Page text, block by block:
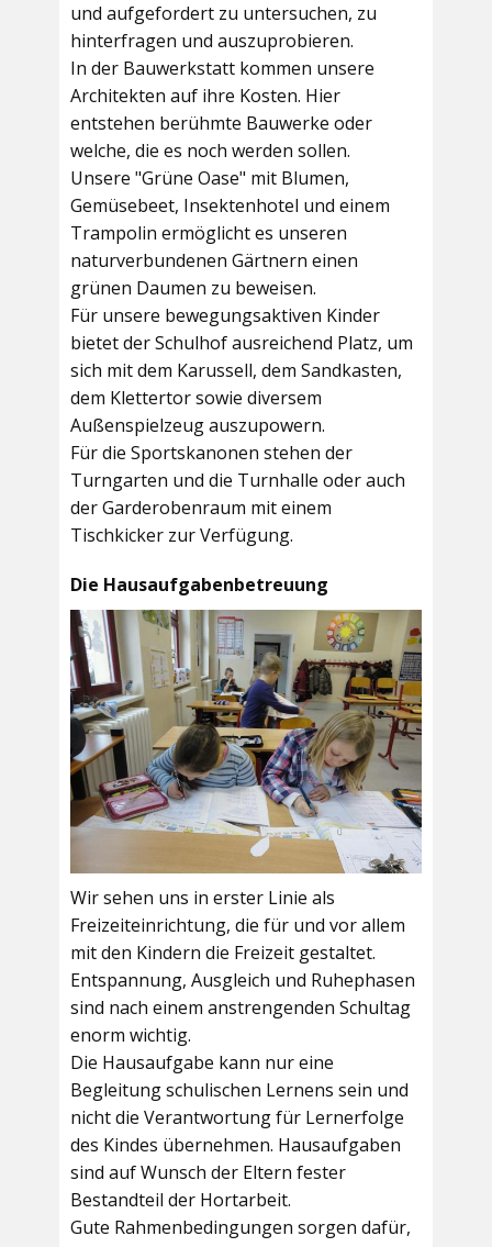
und aufgefordert zu untersuchen, zu
hinterfragen und auszuprobieren.
In der Bauwerkstatt kommen unsere
Architekten auf ihre Kosten. Hier
entstehen berühmte Bauwerke oder
welche, die es noch werden sollen.
Unsere "Grüne Oase" mit Blumen,
Gemüsebeet, Insektenhotel und einem
Trampolin ermöglicht es unseren
naturverbundenen Gärtnern einen
grünen Daumen zu beweisen.
Für unsere bewegungsaktiven Kinder
bietet derSchulhofausreichend Platz, um
sich mit dem Karussell, dem Sandkasten,
dem Klettertor sowie diversem
Außenspielzeug auszupowern.
Für die Sportskanonen stehen der
Turngarten und die Turnhalle oder auch
derGarderobenraum mit einem
Tischkicker zur Verfügung.
Die Hausaufgabenbetreuung
Wir sehen uns in erster Linie als
Freizeiteinrichtung, die für und vor allem
mit den Kindern die Freizeit gestaltet.
Entspannung, Ausgleich und Ruhephasen
sind nach einem anstrengenden Schultag
enorm wichtig.
Die Hausaufgabe kann nur eine
Begleitung schulischen Lernens sein und
nicht die Verantwortung für Lernerfolge
des Kindes übernehmen. Hausaufgaben
sind auf Wunsch der Eltern fester
Bestandteil der Hortarbeit.
Gute Rahmenbedingungen sorgen dafür,